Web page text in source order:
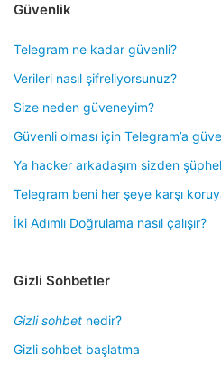
Güvenlik
Telegram ne kadar güvenli?
Verileri nasıl şifreliyorsunuz?
Size neden güveneyim?
Güvenli olması için Telegram’a
Ya hacker arkadaşım sizden
Telegram beni her şeye karşı
İki Adımlı Doğrulama nasıl çalışır?
Gizli Sohbetler
Gizli sohbet nedir?
Gizli sohbet başlatma